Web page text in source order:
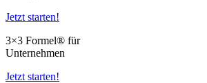
Jetzt starten!
3×3 Formel® für
Unternehmen
Jetzt starten!